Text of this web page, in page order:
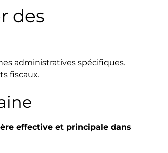
des
administratives spécifiques.
fiscaux.
effective et principale dans